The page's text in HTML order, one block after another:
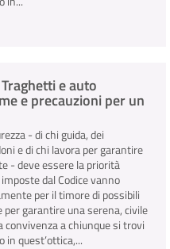
e auto
e precauzioni per un
- di chi guida, dei
e di chi lavora per garantire
- deve essere la priorità
dal Codice vanno
per il timore di possibili
per garantire una serena, civile
convivenza a chiunque si trovi
in quest’ottica,...